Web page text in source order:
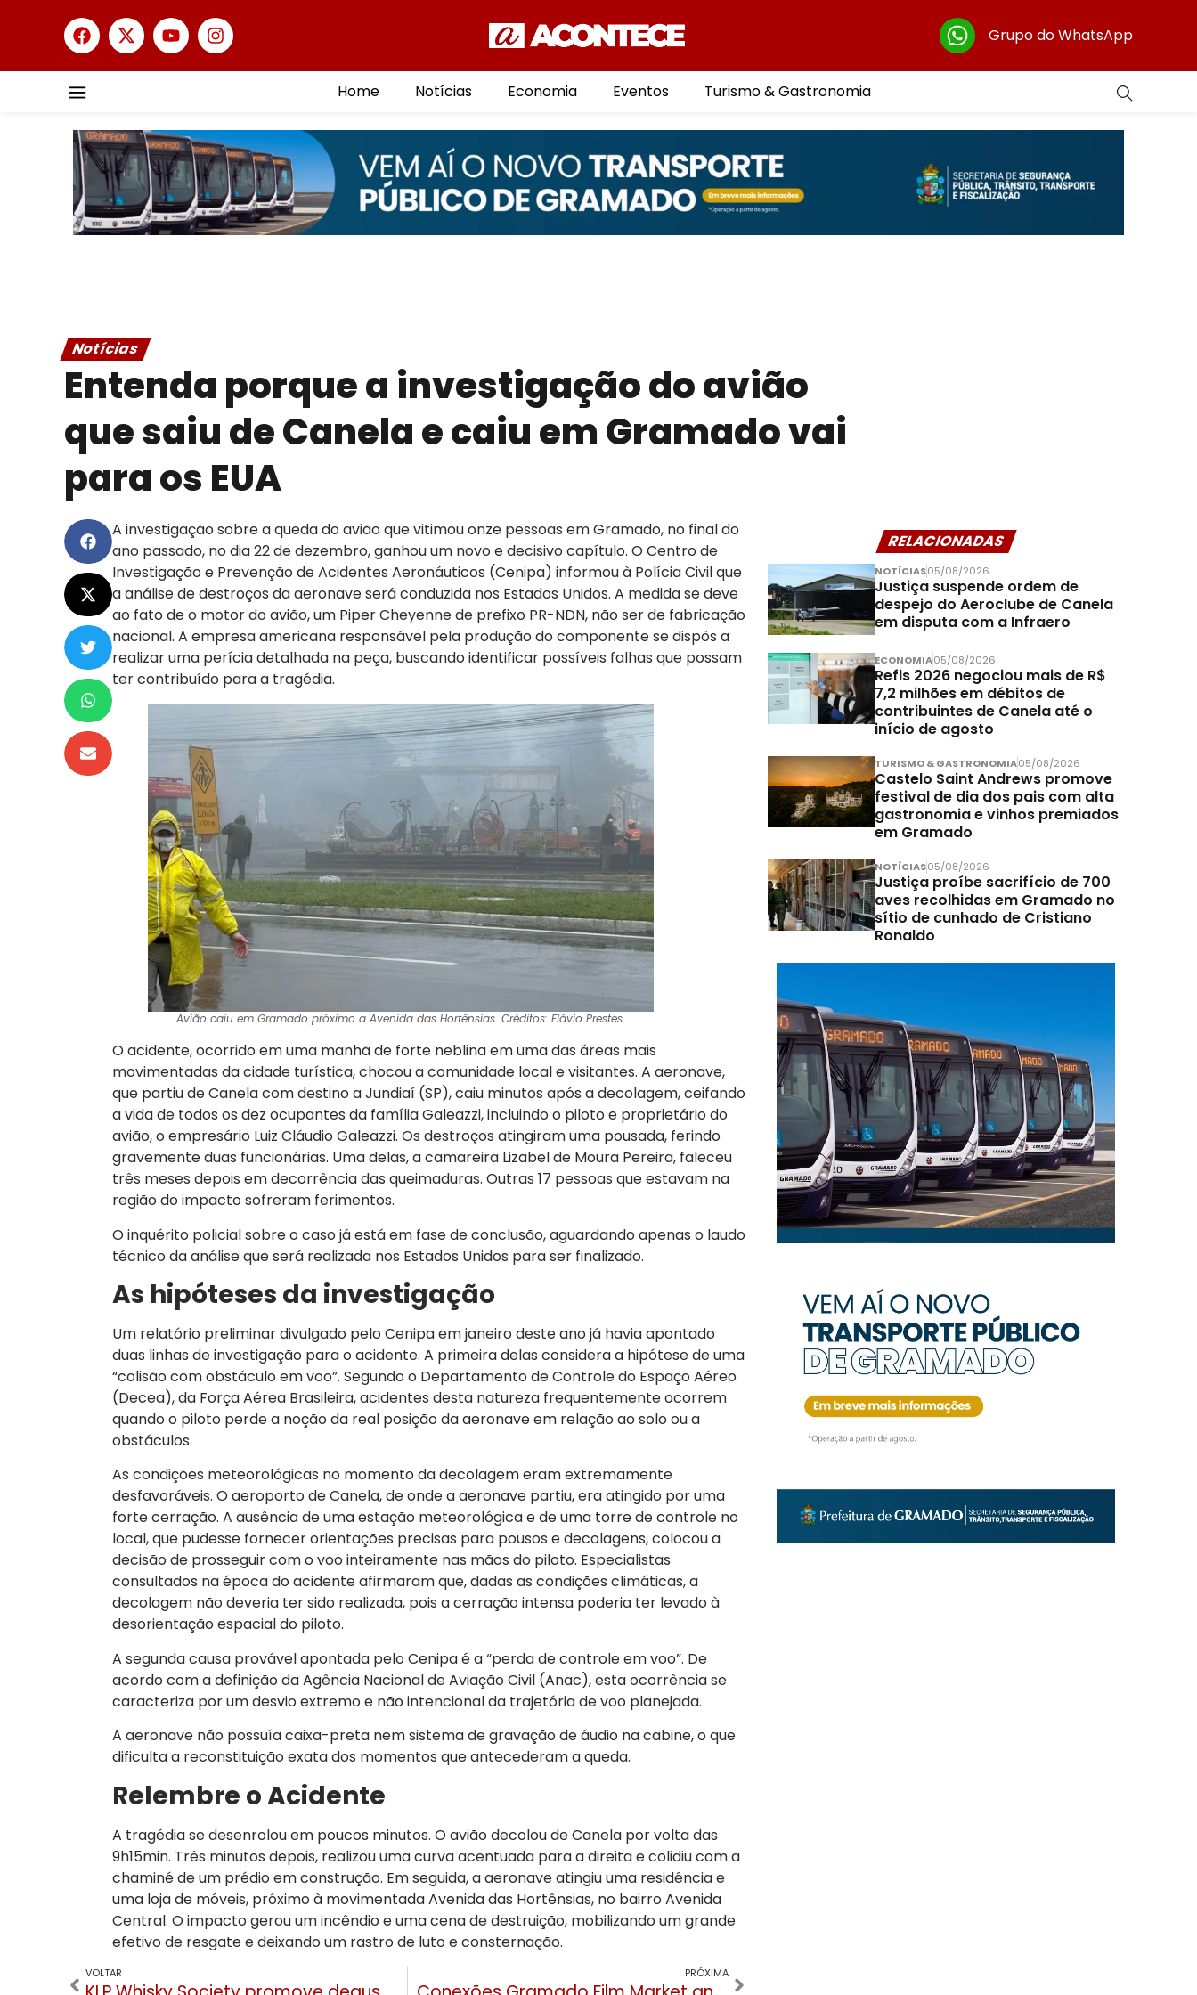
Grupo do WhatsApp
Home Notícias Economia Eventos Turismo & Gastronomia
Notícias
Entenda porque a investigação do avião
que saiu de Canela e caiu em Gramado vai
para os EUA
A investigação sobre a queda do avião que vitimou onze pessoas em Gramado, no final do
ano passado, no dia 22 de dezembro, ganhou um novo e decisivo capítulo. O Centro de
Investigação e Prevenção de Acidentes Aeronáuticos (Cenipa) informou à Polícia Civil que
a análise de destroços da aeronave será conduzida nos Estados Unidos. A medida se deve
ao fato de o motor do avião, um Piper Cheyenne de prefixo PR-NDN, não ser de fabricação
nacional. A empresa americana responsável pela produção do componente se dispôs a
realizar uma perícia detalhada na peça, buscando identificar possíveis falhas que possam
ter contribuído para a tragédia.
Avião caiu em Gramado próximo a Avenida das Hortênsias. Créditos: Flávio Prestes.
O acidente, ocorrido em uma manhã de forte neblina em uma das áreas mais
movimentadas da cidade turística, chocou a comunidade local e visitantes. A aeronave,
que partiu de Canela com destino a Jundiaí (SP), caiu minutos após a decolagem, ceifando
a vida de todos os dez ocupantes da família Galeazzi, incluindo o piloto e proprietário do
avião, o empresário Luiz Cláudio Galeazzi. Os destroços atingiram uma pousada, ferindo
gravemente duas funcionárias. Uma delas, a camareira Lizabel de Moura Pereira, faleceu
três meses depois em decorrência das queimaduras. Outras 17 pessoas que estavam na
região do impacto sofreram ferimentos.
O inquérito policial sobre o caso já está em fase de conclusão, aguardando apenas o laudo
técnico da análise que será realizada nos Estados Unidos para ser finalizado.
As hipóteses da investigação
Um relatório preliminar divulgado pelo Cenipa em janeiro deste ano já havia apontado
duas linhas de investigação para o acidente. A primeira delas considera a hipótese de uma
“colisão com obstáculo em voo”. Segundo o Departamento de Controle do Espaço Aéreo
(Decea), da Força Aérea Brasileira, acidentes desta natureza frequentemente ocorrem
quando o piloto perde a noção da real posição da aeronave em relação ao solo ou a
obstáculos.
As condições meteorológicas no momento da decolagem eram extremamente
desfavoráveis. O aeroporto de Canela, de onde a aeronave partiu, era atingido por uma
forte cerração. A ausência de uma estação meteorológica e de uma torre de controle no
local, que pudesse fornecer orientações precisas para pousos e decolagens, colocou a
decisão de prosseguir com o voo inteiramente nas mãos do piloto. Especialistas
consultados na época do acidente afirmaram que, dadas as condições climáticas, a
decolagem não deveria ter sido realizada, pois a cerração intensa poderia ter levado à
desorientação espacial do piloto.
A segunda causa provável apontada pelo Cenipa é a “perda de controle em voo”. De
acordo com a definição da Agência Nacional de Aviação Civil (Anac), esta ocorrência se
caracteriza por um desvio extremo e não intencional da trajetória de voo planejada.
A aeronave não possuía caixa-preta nem sistema de gravação de áudio na cabine, o que
dificulta a reconstituição exata dos momentos que antecederam a queda.
Relembre o Acidente
A tragédia se desenrolou em poucos minutos. O avião decolou de Canela por volta das
9h15min. Três minutos depois, realizou uma curva acentuada para a direita e colidiu com a
chaminé de um prédio em construção. Em seguida, a aeronave atingiu uma residência e
uma loja de móveis, próximo à movimentada Avenida das Hortênsias, no bairro Avenida
Central. O impacto gerou um incêndio e uma cena de destruição, mobilizando um grande
efetivo de resgate e deixando um rastro de luto e consternação.
VOLTAR PRÓXIMA
RELACIONADAS
NOTÍCIAS05/08/2026
Justiça suspende ordem de
despejo do Aeroclube de Canela
em disputa com a Infraero
ECONOMIA05/08/2026
Refis 2026 negociou mais de R$
7,2 milhões em débitos de
contribuintes de Canela até o
início de agosto
TURISMO & GASTRONOMIA05/08/2026
Castelo Saint Andrews promove
festival de dia dos pais com alta
gastronomia e vinhos premiados
em Gramado
NOTÍCIAS05/08/2026
Justiça proíbe sacrifício de 700
aves recolhidas em Gramado no
sítio de cunhado de Cristiano
Ronaldo